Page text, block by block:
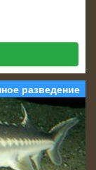
разведение